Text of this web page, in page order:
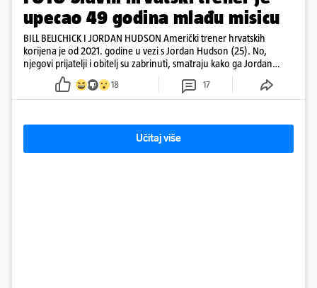
upecao 49 godina mlađu misicu
BILL BELICHICK I JORDAN HUDSON Američki trener hrvatskih
korijena je od 2021. godine u vezi s Jordan Hudson (25). No,
njegovi prijatelji i obitelj su zabrinuti, smatraju kako ga Jordan
kontrolira
18 17
Učitaj više